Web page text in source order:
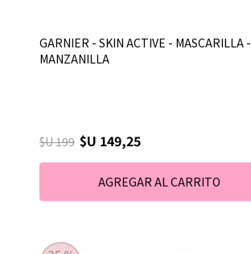
GARNIER - SKIN ACTIVE - MASCARILLA -
MANZANILLA
$U 199 $U 149,25